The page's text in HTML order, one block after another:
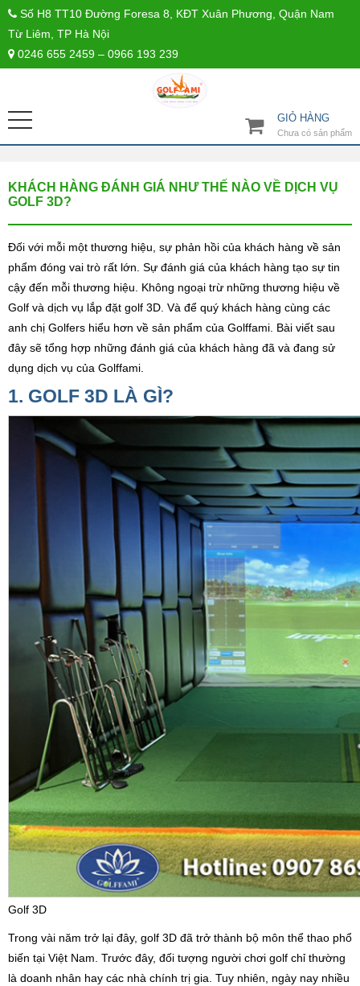
Số H8 TT10 Đường Foresa 8, KĐT Xuân Phương, Quận Nam
Từ Liêm, TP Hà Nội
0246 655 2459 – 0966 193 239
GIỎ HÀNG
Chưa có sản phẩm
KHÁCH HÀNG ĐÁNH GIÁ NHƯ THẾ NÀO VỀ DỊCH VỤ
GOLF 3D?
Đối với mỗi một thương hiệu, sự phản hồi của khách hàng về sản
phẩm đóng vai trò rất lớn. Sự đánh giá của khách hàng tạo sự tin
cậy đến mỗi thương hiệu. Không ngoại trừ những thương hiệu về
Golf và dịch vụ lắp đặt golf 3D. Và để quý khách hàng cùng các
anh chị Golfers hiểu hơn về sản phẩm của Golffami. Bài viết sau
đây sẽ tổng hợp những đánh giá của khách hàng đã và đang sử
dụng dịch vụ của Golffami.
1. GOLF 3D LÀ GÌ?
Golf 3D
Trong vài năm trở lại đây, golf 3D đã trở thành bộ môn thể thao phổ
biến tại Việt Nam. Trước đây, đối tượng người chơi golf chỉ thường
là doanh nhân hay các nhà chính trị gia. Tuy nhiên, ngày nay nhiều